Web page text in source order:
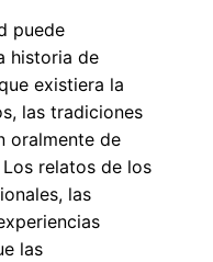
puede
historia de
existiera la
las tradiciones
oralmente de
relatos de los
las
las